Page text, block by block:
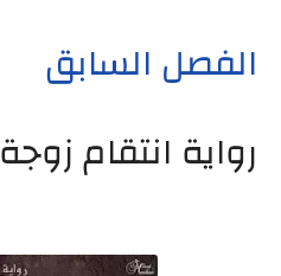
الفصل السابق
رواية انتقام زوجة